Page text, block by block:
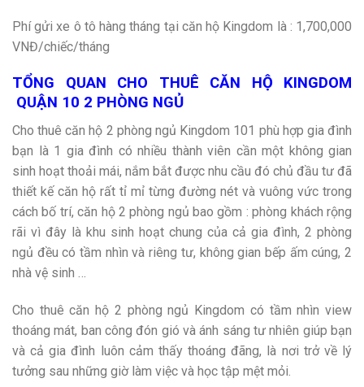
Phí gửi xe ô tô hàng tháng tại căn hộ Kingdom là : 1,700,000
VNĐ/chiếc/tháng
TỔNG QUAN CHO THUÊ CĂN HỘ KINGDOM
QUẬN 10 2 PHÒNG NGỦ
Cho thuê căn hộ 2 phòng ngủ Kingdom 101 phù hợp gia đình
bạn là 1 gia đình có nhiều thành viên cần một không gian
sinh hoạt thoải mái, nắm bắt được nhu cầu đó chủ đầu tư đã
thiết kế căn hộ rất tỉ mỉ từng đường nét và vuông vức trong
cách bố trí, căn hộ 2 phòng ngủ bao gồm : phòng khách rộng
rãi vì đây là khu sinh hoạt chung của cả gia đình, 2 phòng
ngủ đều có tầm nhìn và riêng tư, không gian bếp ấm cúng, 2
nhà vệ sinh …
Cho thuê căn hộ 2 phòng ngủ Kingdom có tầm nhìn view
thoáng mát, ban công đón gió và ánh sáng tư nhiên giúp bạn
và cả gia đình luôn cảm thấy thoáng đãng, là nơi trở về lý
tưởng sau những giờ làm việc và học tập mệt mỏi.